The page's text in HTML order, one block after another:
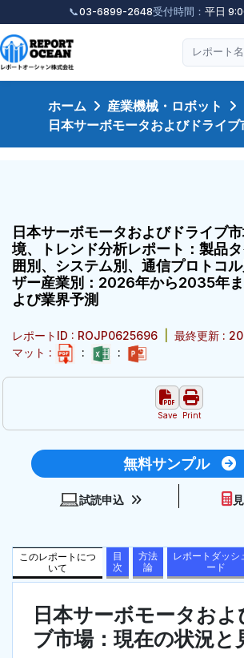
📞03-6899-2648受付時間： 平日
ホーム
産業機械・ロボット
日本サーボモータおよびドライブ
日本サーボモータおよびドライブ
境、トレンド分析レポート：製品
囲別、システム別、通信プロトコ
ザー産業別：2026年から2035年
よび業界予測
レポートID : ROJP0625696 最終更新 :
マット :
: :
Save Print
無料サンプル
試読申込
このレポートにつ
いて
目
次
方法
論
レポートダッシ
ード
日本サーボモータおよ
ブ市場：現在の状況と